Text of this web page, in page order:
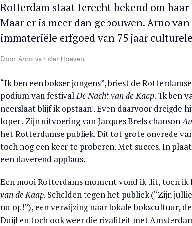
Rotterdam staat terecht bekend om
Maar er is meer dan gebouwen. Arno
immateriële erfgoed van 75 jaar
Door Arno van der Hoeven
“Ik ben een bokser jongens”, briest de
podium van festivalDe Nacht van de Kaap. 'Ik ben
neerslaat blijf ik opstaan'. Even daarvoor dreigde
lopen. Zijn uitvoering van Jacques Brels chanson
het Rotterdamse publiek. Dit tot grote onvrede
toch nog een keer te proberen. Met succes. In
een daverend applaus.
Een mooi Rotterdams moment vond ik dit, toen ik
van de Kaap. Schelden tegen het publiek (“Zijn
nu op!”), een verwijzing naar lokale bokscultuur,
Duijl en toch ook weer die rivaliteit met